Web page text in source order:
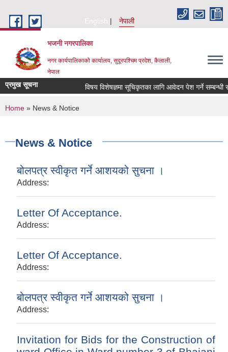
English
नेपाली
भजनी नगरपालिका
नगर कार्यपालिकाको कार्यालय, सुदूरपश्चिम प्रदेश, कैलाली,
नेपाल
प्रमुख सूचना विषय विशेषज्ञमा सूचिकृतका लागि आवेदन पेश गर्ने सम्बन्धी
You are here
Home » News & Notice
News & Notice
बोलपत्र स्वीकृत गर्ने आशयको सुचना ।
Address:
Letter Of Acceptance.
Address:
Letter Of Acceptance.
Address:
बोलपत्र स्वीकृत गर्ने आशयको सुचना ।
Address:
Invitation for Bids for the Construction of